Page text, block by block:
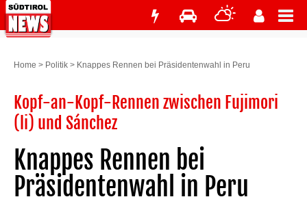
Home > Politik > Knappes Rennen bei Präsidentenwahl in Peru
Kopf-an-Kopf-Rennen zwischen Fujimori
(li) und Sánchez
Knappes Rennen bei
Präsidentenwahl in Peru